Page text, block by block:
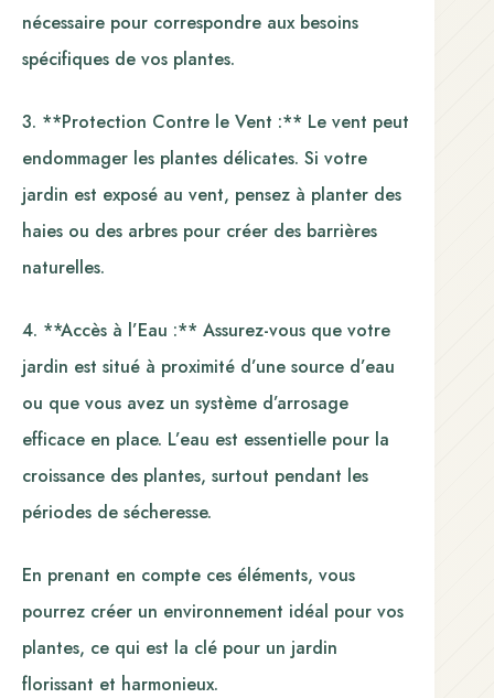
nécessaire pour correspondre aux besoins
spécifiques de vos plantes.
3. **Protection Contre le Vent :** Le vent peut
endommager les plantes délicates. Si votre
jardin est exposé au vent, pensez à planter des
haies ou des arbres pour créer des barrières
naturelles.
4. **Accès à l’Eau :** Assurez-vous que votre
jardin est situé à proximité d’une source d’eau
ou que vous avez un système d’arrosage
efficace en place. L’eau est essentielle pour la
croissance des plantes, surtout pendant les
périodes de sécheresse.
En prenant en compte ces éléments, vous
pourrez créer un environnement idéal pour vos
plantes, ce qui est la clé pour un jardin
florissant et harmonieux.